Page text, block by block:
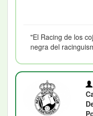
"El Racing de los
negra del